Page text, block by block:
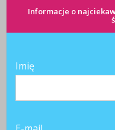
Witold Rycio
rozwój
językowych znaleziony!
Informacje o
Imię